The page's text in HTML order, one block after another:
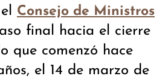
Consejo de Ministros
final hacia el cierre
que comenzó hace
el 14 de marzo de